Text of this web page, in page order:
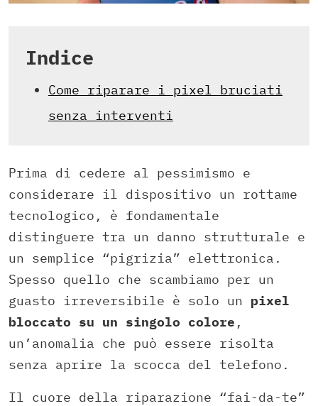
Indice
Come riparare i pixel bruciati
senza interventi
Prima di cedere al pessimismo e
considerare il dispositivo un rottame
tecnologico, è fondamentale
distinguere tra un danno strutturale e
un semplice “pigrizia” elettronica.
Spesso quello che scambiamo per un
guasto irreversibile è solo un pixel
bloccato su un singolo colore ,
un’anomalia che può essere risolta
senza aprire la scocca del telefono.
Il cuore della riparazione “fai-da-te”